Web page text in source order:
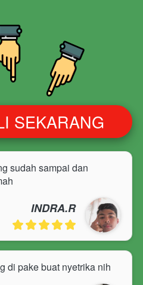
SEKARANG
sudah sampai dan
INDRA.R
di pake buat nyetrika nih